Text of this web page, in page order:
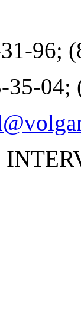
96;
35-04;